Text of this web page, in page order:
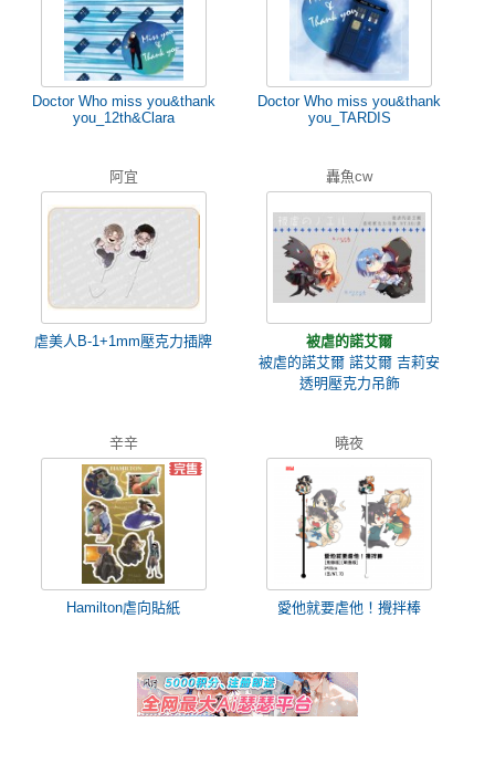
Doctor Who miss you&thank
you_12th&Clara
Doctor Who miss you&thank
you_TARDIS
阿宜
虐美人B-1+1mm壓克力插牌
轟魚cw
被虐的諾艾爾
被虐的諾艾爾 諾艾爾 吉莉安
透明壓克力吊飾
辛辛
Hamilton虐向貼紙
曉夜
愛他就要虐他！攪拌棒